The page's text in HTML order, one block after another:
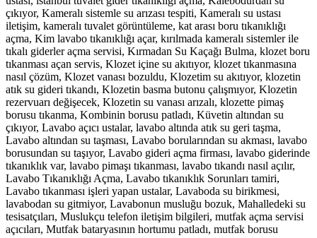
çıkıyor, Kameralı sistemle su arızası tespiti, Kameralı su ustası
iletişim, kameralı tuvalet görüntüleme, kat arası boru tıkanıklığı
açma, Kim lavabo tıkanıklığı açar, kırılmada kameralı sistemler ile
tıkalı giderler açma servisi, Kırmadan Su Kaçağı Bulma, klozet boru
tıkanması açan servis, Klozet içine su akıtıyor, klozet tıkanmasına
nasıl çözüm, Klozet vanası bozuldu, Klozetim su akıtıyor, klozetin
atık su gideri tıkandı, Klozetin basma butonu çalışmıyor, Klozetin
rezervuarı değişecek, Klozetin su vanası arızalı, klozette pimaş
borusu tıkanma, Kombinin borusu patladı, Küvetin altından su
çıkıyor, Lavabo açıcı ustalar, lavabo altında atık su geri taşma,
Lavabo altından su taşması, Lavabo borularından su akması, lavabo
borusundan su taşıyor, Lavabo gideri açma firması, lavabo giderinde
tıkanıklık var, lavabo pimaşı tıkanması, lavabo tıkandı nasıl açılır,
Lavabo Tıkanıklığı Açma, Lavabo tıkanıklık Sorunları tamiri,
Lavabo tıkanması işleri yapan ustalar, Lavaboda su birikmesi,
lavabodan su gitmiyor, Lavabonun musluğu bozuk, Mahalledeki su
tesisatçıları, Muslukçu telefon iletişim bilgileri, mutfak açma servisi
açıcıları, Mutfak bataryasının hortumu patladı, mutfak borusu